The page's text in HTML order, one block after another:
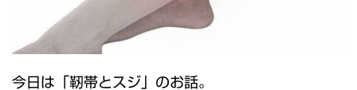
今日は「靭帯とスジ」のお話。